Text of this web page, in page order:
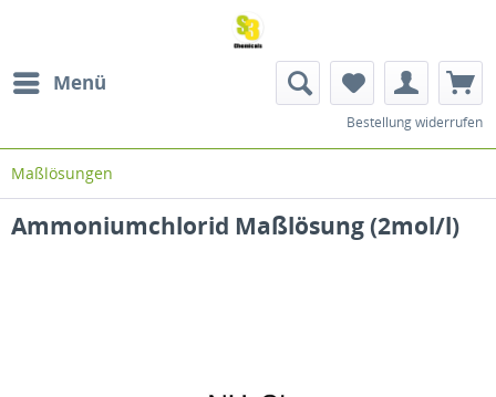
Menü
Bestellung widerrufen
Maßlösungen
Ammoniumchlorid Maßlösung (2mol/l)